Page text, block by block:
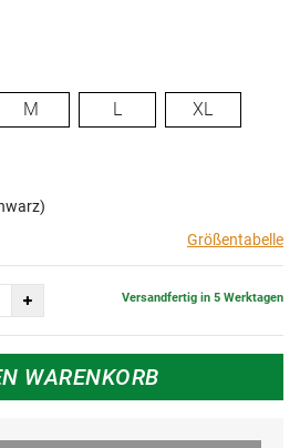
M L XL
Größentabelle
Versandfertig in 5 Werktagen
WARENKORB